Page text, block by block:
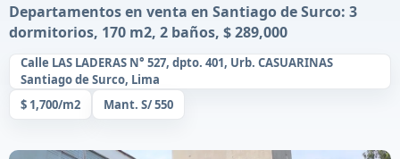
Departamentos en venta en Santiago de Surco: 3
dormitorios, 170 m2, 2 baños, $ 289,000
Calle LAS LADERAS N° 527, dpto. 401, Urb. CASUARINAS
Santiago de Surco, Lima
$ 1,700/m2
Mant. S/ 550